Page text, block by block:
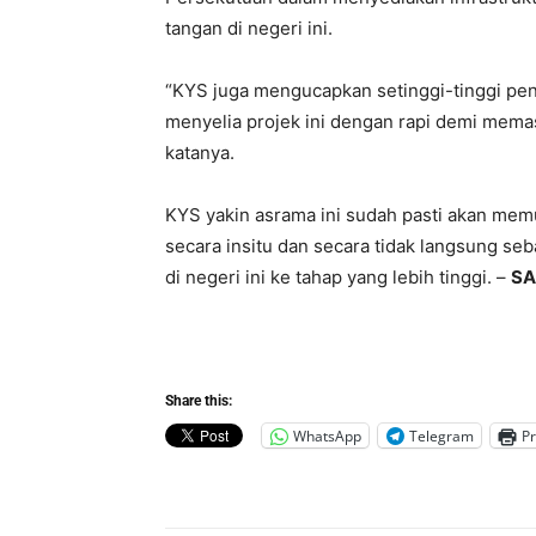
tangan di negeri ini.
“KYS juga mengucapkan setinggi-tinggi
menyelia projek ini dengan rapi demi
katanya.
KYS yakin asrama ini sudah pasti akan
secara insitu dan secara tidak langsung
di negeri ini ke tahap yang lebih tinggi. –
Share this:
WhatsApp Telegram